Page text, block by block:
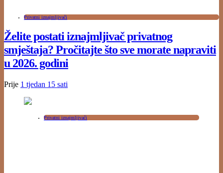
Privatni iznajmljivači
Želite postati iznajmljivač privatnog
smještaja? Pročitajte što sve morate napraviti
u 2026. godini
Prije 1 tjedan 15 sati
Privatni iznajmljivači